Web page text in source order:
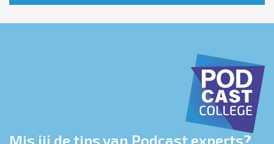
Mis jij de tips van Podcast experts?